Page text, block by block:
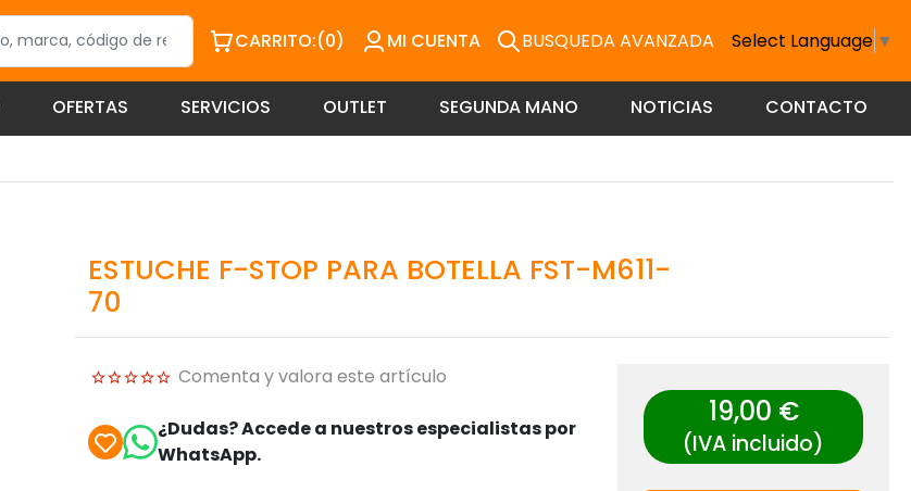
CARRITO:(0) MI CUENTA BUSQUEDA AVANZADA Select Language ▼
OFERTAS SERVICIOS OUTLET SEGUNDA MANO NOTICIAS CONTACTO
ESTUCHE F-STOP PARA BOTELLA FST-M611-
70
Comenta y valora este artículo
¿Dudas? Accede a nuestros especialistas por
WhatsApp.
19,00 €
(IVA incluido)